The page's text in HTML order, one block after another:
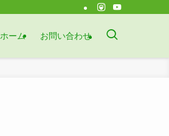
ホーム お問い合わせ